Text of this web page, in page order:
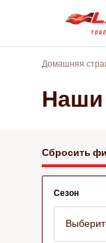
Домашняя
Сбросить
Сезон